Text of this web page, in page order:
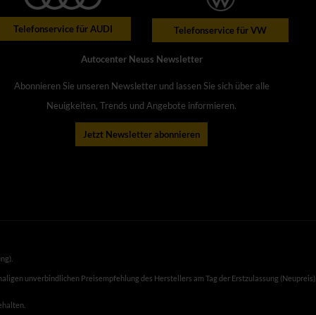
Telefonservice für AUDI Telefonservice für VW
Autocenter Neuss Newsletter
Abonnieren Sie unseren Newsletter und lassen Sie sich über alle
Neuigkeiten, Trends und Angebote informieren.
Jetzt Newsletter abonnieren
unverbindlichen Preisempfehlung des Herstellers am Tag der Erstzulassung (Neupreis).